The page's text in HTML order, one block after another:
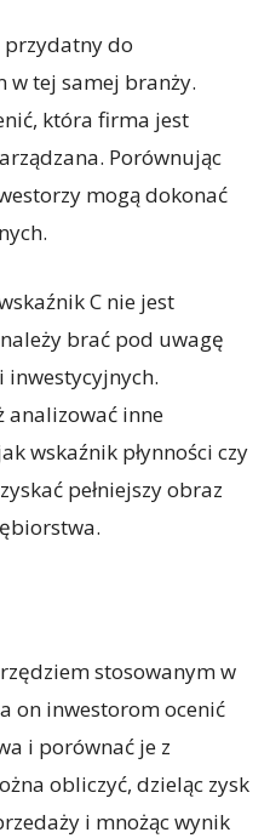
przydatny do
w tej samej branży.
która firma jest
Porównując
mogą dokonać
C nie jest
brać pod uwagę
analizować inne
wskaźnik płynności czy
pełniejszy obraz
stosowanym w
on inwestorom ocenić
i porównać je z
obliczyć, dzieląc zysk
i mnożąc wynik